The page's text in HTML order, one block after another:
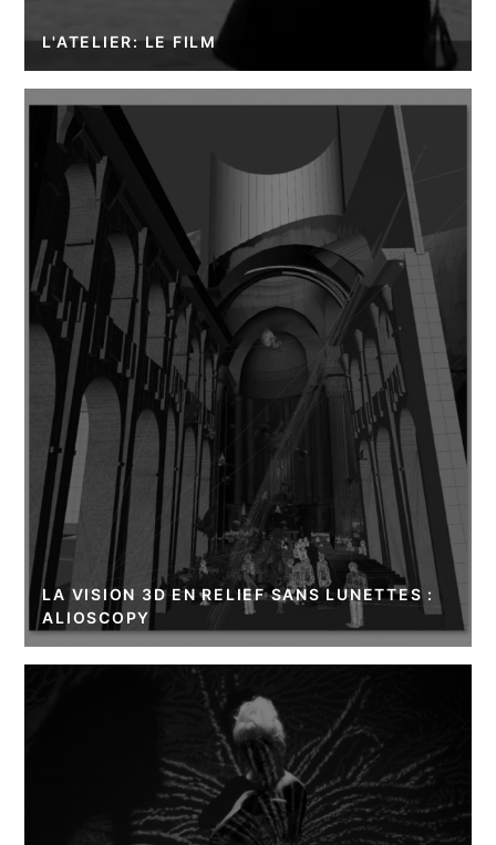
L'ATELIER: LE FILM
LA VISION 3D EN RELIEF SANS LUNETTES :
ALIOSCOPY